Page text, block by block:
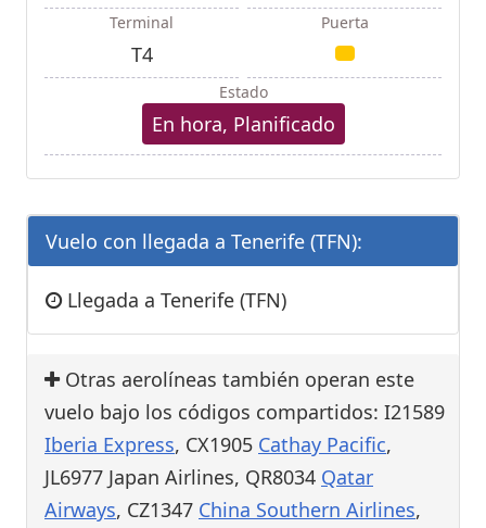
Terminal
T4
Puerta
Estado
En hora, Planificado
Vuelo con llegada a Tenerife (TFN):
Llegada a Tenerife (TFN)
Otras aerolíneas también operan este
vuelo bajo los códigos compartidos: I21589
Iberia Express, CX1905 Cathay Pacific,
JL6977 Japan Airlines, QR8034 Qatar
Airways, CZ1347 China Southern Airlines,